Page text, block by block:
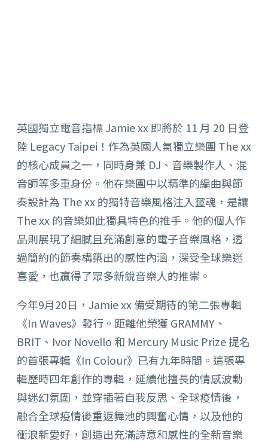
英國獨立電音指標 Jamie xx 即將於 11 月 20 日登
陸 Legacy Taipei！作為英國人氣獨立樂團 The xx
的核心成員之一，同時身兼 DJ、音樂製作人、混
音師等多重身份。 他在樂團中以精準的編曲與節
奏設計為 The xx 的獨特音樂風格注入靈魂，是讓
The xx 的音樂如此獨具特色的推手。 他的個人作
品則展現了細膩且充滿創意的電子音樂風格， 透
過簡約的節奏構築出的感性內涵，深受全球樂迷
喜愛， 也贏得了眾多新銳音樂人的推崇。
今年9月20日，Jamie xx 備受期待的第二張專輯
《In Waves》發行。距離他榮獲 GRAMMY、
BRIT、Ivor Novello 和 Mercury Music Prize 提名
的首張專輯《In Colour》已有九年時間。這張專
輯歷時四年創作的專輯， 延續他擅長的情感波動
與迷幻氛圍，並穿插著自我反思、 全球疫情後，
融合全球疫情後重返舞池的興奮心情， 以及他的
衝浪新愛好，創造出充滿詩意和感性的全新音樂